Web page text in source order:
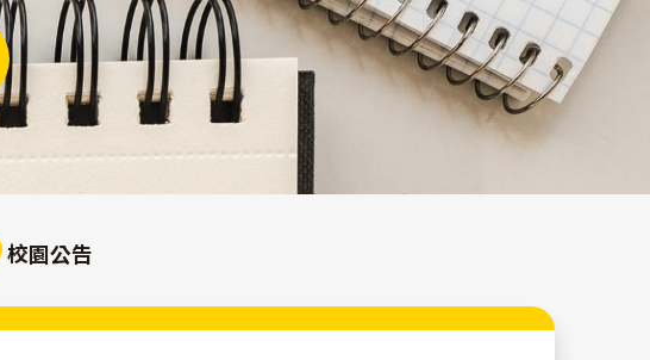
校園公告